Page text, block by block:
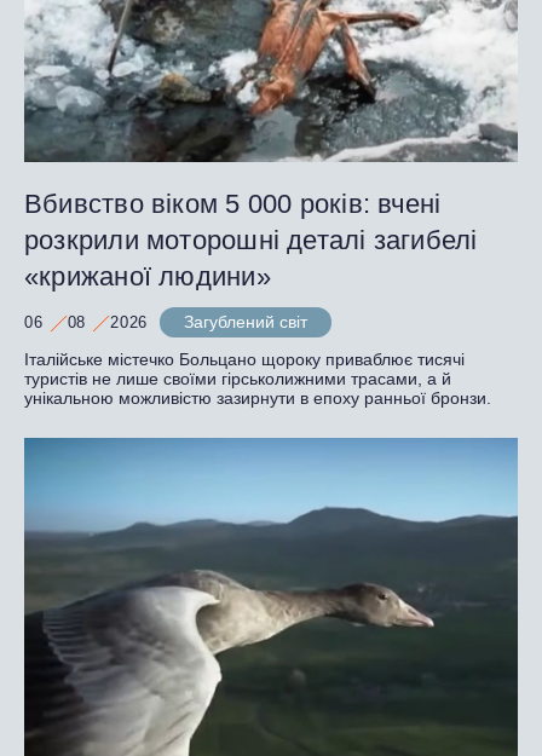
Вбивство віком 5 000 років: вчені
розкрили моторошні деталі загибелі
«крижаної людини»
06 08 2026
Загублений світ
Італійське містечко Больцано щороку приваблює тисячі
туристів не лише своїми гірськолижними трасами, а й
унікальною можливістю зазирнути в епоху ранньої бронзи.